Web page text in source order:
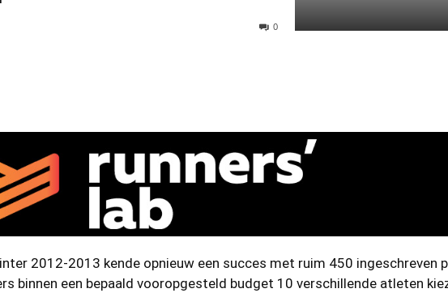
0
2012-2013 kende opnieuw een succes met ruim 450 ingeschreven
binnen een bepaald vooropgesteld budget 10 verschillende atleten